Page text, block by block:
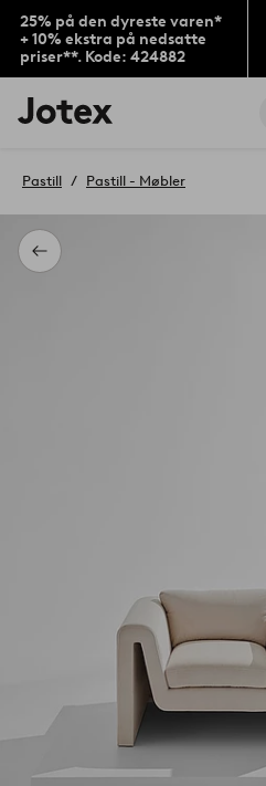
25% på den dyreste varen*
+ 10% ekstra på nedsatte
priser**. Kode: 424882
Jotex’
logo
til
Tilbake
Pastill Pastill - Møbler